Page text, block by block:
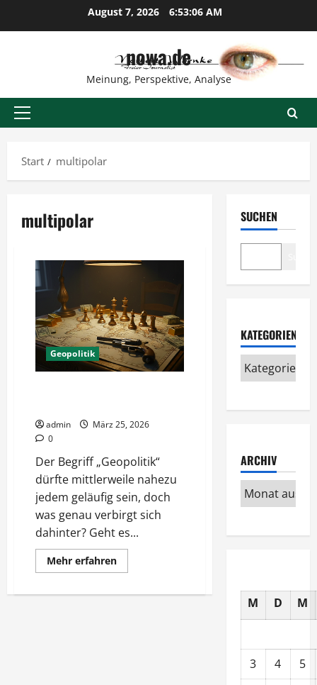
August 7, 2026 6:53:06 AM
nowa.de
Meinung, Perspektive, Analyse
Primäres
Start
multipolar
multipolar
Geopolitik
admin
März 25, 2026
0
Der Begriff „Geopolitik“
dürfte mittlerweile nahezu
jedem geläufig sein, doch
was genau verbirgt sich
dahinter? Geht es...
Mehr erfahrenMehr
Informationen
aktueller
SUCHEN
KATEGORIEN
ARCHIV
M D M
3 4
5